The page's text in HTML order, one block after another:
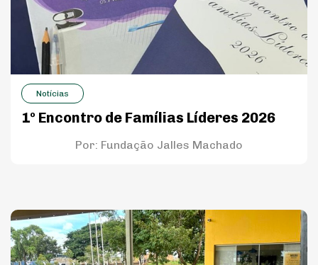
Notícias
1º Encontro de Famílias Líderes 2026
Por: Fundação Jalles Machado